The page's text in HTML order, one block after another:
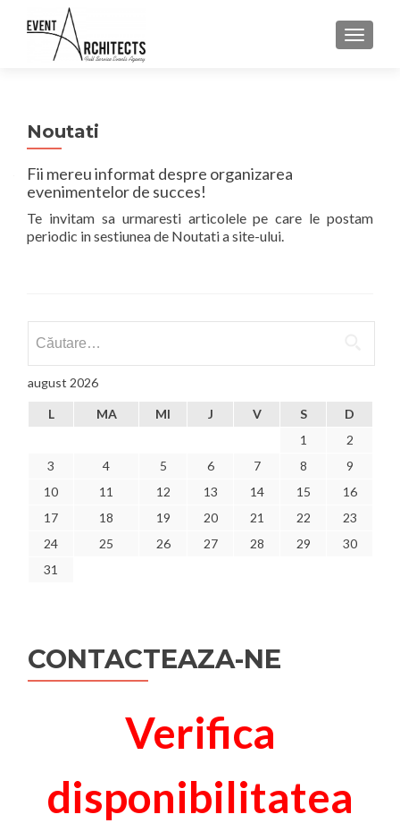
Noutati
Fii mereu informat despre organizarea
evenimentelor de succes!
Te invitam sa urmaresti articolele pe care le postam
periodic in sestiunea de Noutati a site-ului.
august 2026
L MA MI J V S
D
1
2
3
4 5 6 7 8
9
10
11 12 13 14 15
16
17
18 19 20 21 22
23
24
25 26 27 28 29
30
31
CONTACTEAZA-NE
Verifica
disponibilitatea